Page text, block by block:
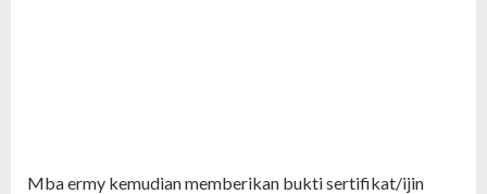
Mba ermy kemudian memberikan bukti sertifikat/ijin